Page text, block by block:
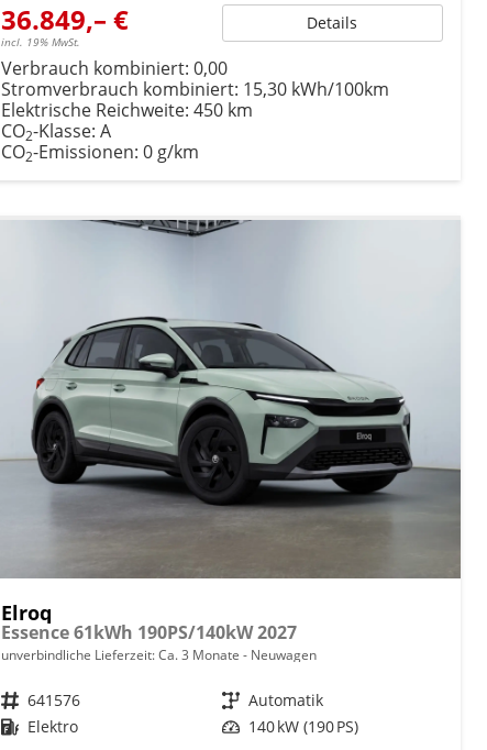
36.849,– €
incl. 19% MwSt.
Details
Verbrauch kombiniert: 0,00
Stromverbrauch kombiniert: 15,30 kWh/100km
Elektrische Reichweite: 450 km
CO2-Klasse: A
CO2-Emissionen: 0 g/km
Elroq
Essence 61kWh 190PS/140kW 2027
unverbindliche Lieferzeit: Ca. 3 Monate Neuwagen
Fahrzeugnr. 641576 Getriebe Automatik
Kraftstoff Elektro Leistung 140 kW (190 PS)